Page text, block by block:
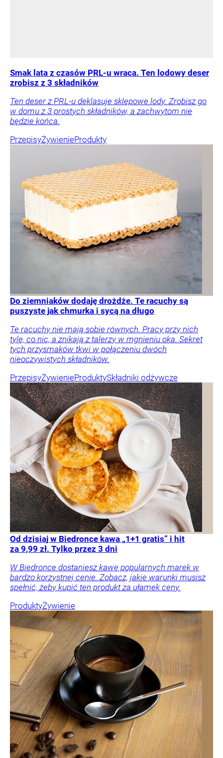
Smak lata z czasów PRL-u wraca. Ten lodowy deser
zrobisz z 3 składników
Ten deser z PRL-u deklasuje sklepowe lody. Zrobisz go
w domu z 3 prostych składników, a zachwytom nie
będzie końca.
PrzepisyŻywienieProdukty
Do ziemniaków dodaję drożdże. Te racuchy są
puszyste jak chmurka i sycą na długo
Te racuchy nie mają sobie równych. Pracy przy nich
tyle, co nic, a znikają z talerzy w mgnieniu oka. Sekret
tych przysmaków tkwi w połączeniu dwóch
nieoczywistych składników.
PrzepisyŻywienieProduktySkładniki odżywcze
Od dzisiaj w Biedronce kawa „1+1 gratis” i hit
za 9,99 zł. Tylko przez 3 dni
W Biedronce dostaniesz kawę popularnych marek w
bardzo korzystnej cenie. Zobacz, jakie warunki musisz
spełnić, żeby kupić ten produkt za ułamek ceny.
ProduktyŻywienie